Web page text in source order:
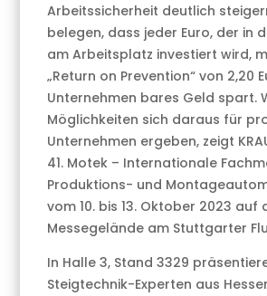
Arbeitssicherheit deutlich
belegen, dass jeder Euro, der in
am Arbeitsplatz investiert wird,
„Return on Prevention“ von 2,20
Unternehmen bares Geld spart.
Möglichkeiten sich daraus für
Unternehmen ergeben, zeigt
41. Motek – Internationale
Produktions- und
vom 10. bis 13. Oktober 2023 auf
Messegelände am Stuttgarter
In Halle 3, Stand 3329
Steigtechnik-Experten aus